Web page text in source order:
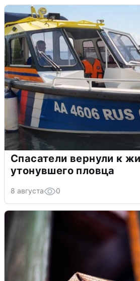
Спасатели вернули к
утонувшего пловца
8 августа 0